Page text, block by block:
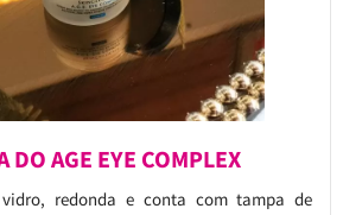
DO AGE EYE COMPLEX
redonda e conta com tampa de